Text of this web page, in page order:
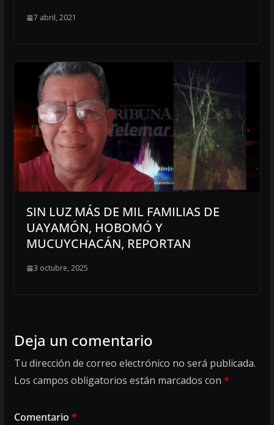
7 abril, 2021
SIN LUZ MÁS DE MIL FAMILIAS DE
UAYAMÓN, HOBOMÓ Y
MUCUYCHACÁN, REPORTAN
3 octubre, 2025
Deja un comentario
Tu dirección de correo electrónico no será publicada.
Los campos obligatorios están marcados con *
Comentario *